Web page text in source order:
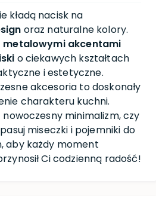
kładą nacisk na
oraz naturalne kolory.
metalowymi akcentami
o ciekawych kształtach
i estetyczne.
akcesoria to doskonały
charakteru kuchni.
nowoczesny minimalizm, czy
miseczki i pojemniki do
aby każdy moment
Ci codzienną radość!